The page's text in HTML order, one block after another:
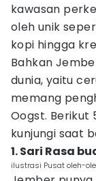
kawasan
oleh unik
kopi hingga
Bahkan
dunia, yaitu
memang
Oogst. Berikut
kunjungi saat
1. Sari Rasa
ilustrasi Pusat oleh-